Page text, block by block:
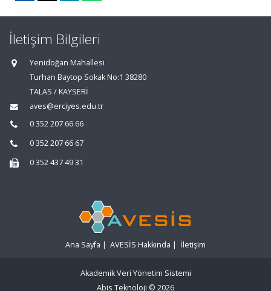
İletişim Bilgileri
Yenidoğan Mahallesi
Turhan Baytop Sokak No:1 38280
TALAS / KAYSERİ
aves@erciyes.edu.tr
0 352 207 66 66
0 352 207 66 67
0 352 437 49 31
Ana Sayfa | AVESİS Hakkında | İletişim
Akademik Veri Yönetim Sistemi
Abis Teknoloji © 2026